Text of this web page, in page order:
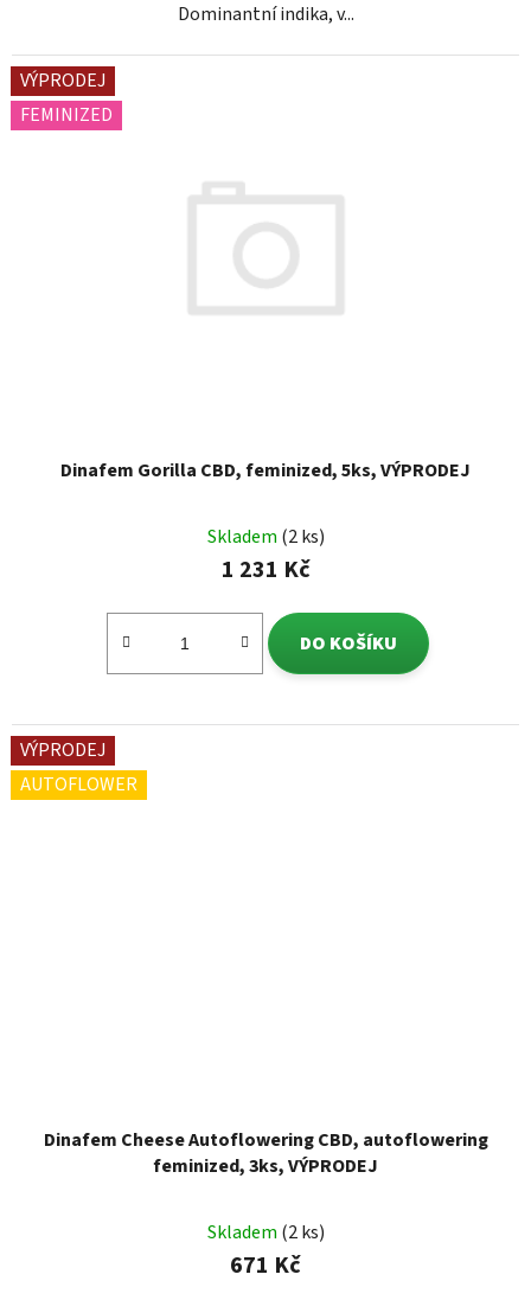
Dominantní indika, v...
VÝPRODEJ
FEMINIZED
Dinafem Gorilla CBD, feminized, 5ks, VÝPRODEJ
Skladem (2 ks)
1 231 Kč
DO KOŠÍKU
VÝPRODEJ
AUTOFLOWER
Dinafem Cheese Autoflowering CBD, autoflowering
feminized, 3ks, VÝPRODEJ
Skladem (2 ks)
671 Kč